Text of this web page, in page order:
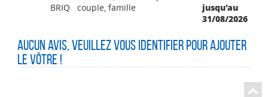
BRIQ
couple, famille
jusqu'au
31/08/2026
Aucun avis, veuillez vous identifier pour ajouter
le vôtre !